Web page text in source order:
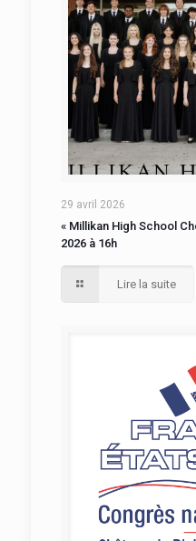
29 avril 2026
« Millikan High School
2026 à 16h
Lire la suite